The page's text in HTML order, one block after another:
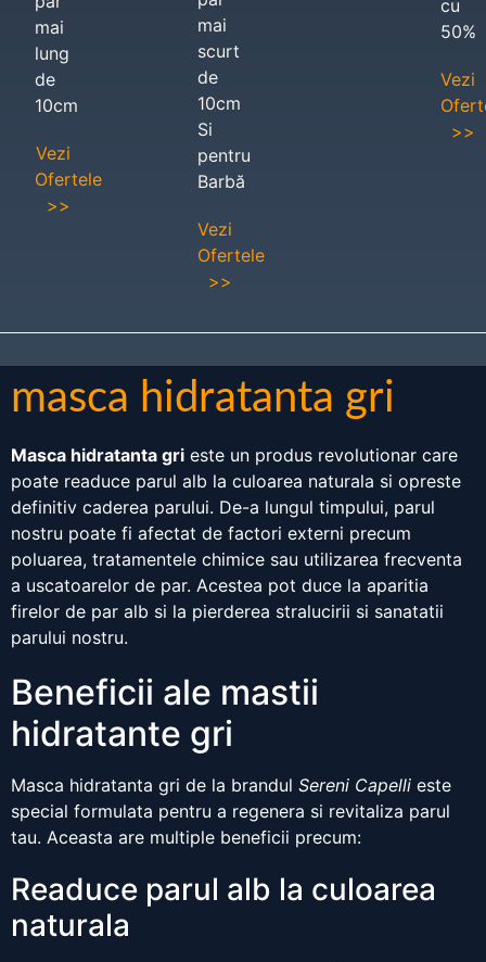
mai
lung
de
10cm
Vezi
Ofertele
>>
mai
scurt
de
10cm
Si
pentru
Barbă
Vezi
Ofertele
>>
cu
50%
Vezi
>>
masca hidratanta gri
Masca hidratanta gri este un produs revolutionar care
poate readuce parul alb la culoarea naturala si opreste
definitiv caderea parului. De-a lungul timpului, parul
nostru poate fi afectat de factori externi precum
poluarea, tratamentele chimice sau utilizarea frecventa
a uscatoarelor de par. Acestea pot duce la aparitia
firelor de par alb si la pierderea stralucirii si sanatatii
parului nostru.
Beneficii ale mastii
hidratante gri
Masca hidratanta gri de la brandul Sereni Capelli este
special formulata pentru a regenera si revitaliza parul
tau. Aceasta are multiple beneficii precum:
Readuce parul alb la culoarea
naturala